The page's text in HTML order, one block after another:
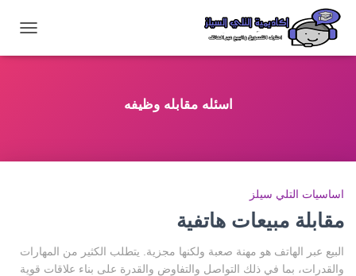
التنقل
اسئله مقابله وظيفه
اساسيات التلي سيلز
مقابلة مبيعات هاتفية
البيع عبر الهاتف هو مهنة صعبة ولكنها مجزية. يتطلب الكثير من المهارات
والقدرات، بما في ذلك التواصل والتفاوض والقدرة على بناء علاقات قوية